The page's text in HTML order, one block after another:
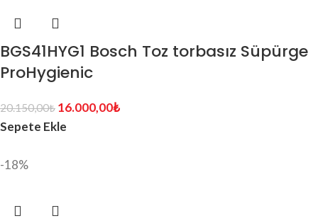
BGS41HYG1 Bosch Toz torbasız Süpürge
ProHygienic
20.150,00₺ 16.000,00₺
Sepete Ekle
-18%